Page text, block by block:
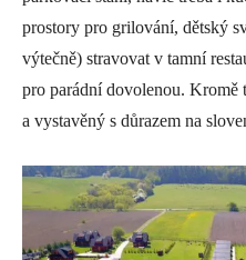
prostory pro grilování, dětský
výtečně) stravovat v tamní
pro parádní dovolenou. Kromě
a vystavěný s důrazem na